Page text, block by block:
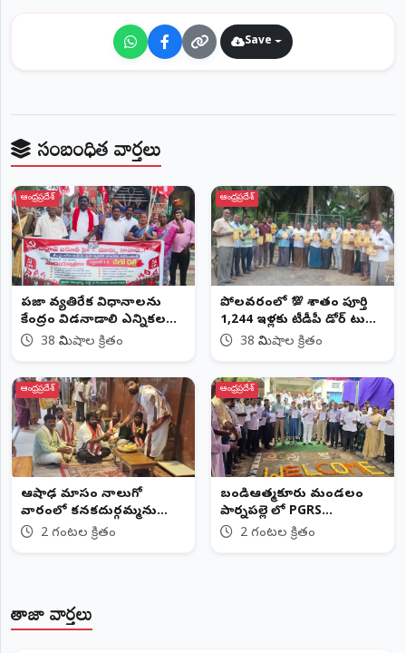
Save
సంబంధిత వార్తలు
ఆంధ్రప్రదేశ్
ప్రజా వ్యతిరేక విధానాలను
కేంద్రం విడనాడాలి ఎన్నికల
హామీలను అమలు చేయాలని
38 నిమిషాల క్రితం
ఆంధ్రప్రదేశ్
పోలవరంలో 💯 శాతం పూర్తి
1,244 ఇళ్లకు టీడీపీ డోర్‌ టు
డోర్‌ మరిడి వెంకటేశ్వర రావు38 నిమిషాల క్రితం
ఆంధ్రప్రదేశ్
ఆషాఢ మాసం నాలుగో
వారంలో కనకదుర్గమ్మను
దర్శించుకున్న ఏపీ హెచ్‌జీ స్టేట్
2 గంటల క్రితం
ఆంధ్రప్రదేశ్
బండిఆత్మకూరు మండలం
పార్నపల్లె లో PGRS
నిర్వహించిన కలెక్టర్
2 గంటల క్రితం
తాజా వార్తలు